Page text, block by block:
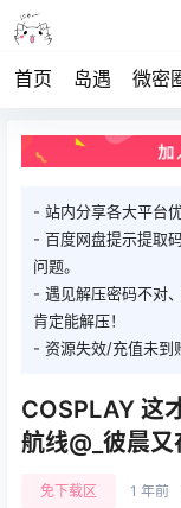
首页 岛遇 微密
- 站内分享各大平台
- 百度网盘提示提取
问题。
- 遇见解压密码不对
肯定能解压！
- 资源失效/充值未到
COSPLAY 这
航线@_彼晨
免下载区 1 年前